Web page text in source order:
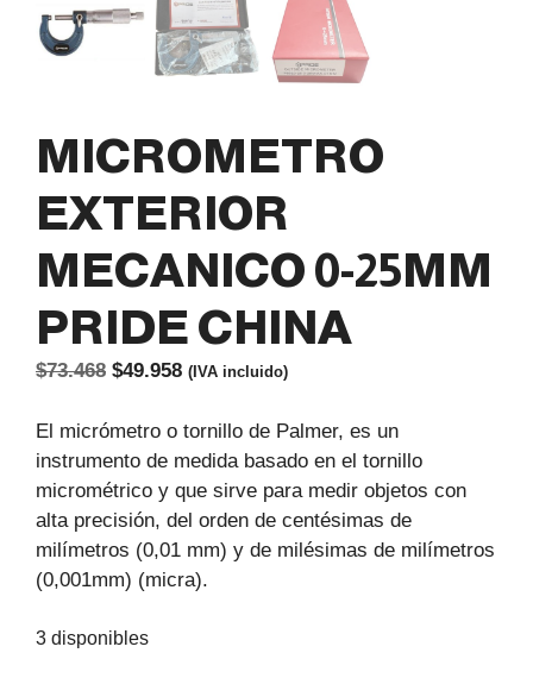
MICROMETRO
EXTERIOR
MECANICO 0-25MM
PRIDE CHINA
$73.468 El
original
era:
$73.468.
$49.958El
actual
es:
$49.958.
(IVA incluido)
El micrómetro o tornillo de Palmer, es un
instrumento de medida basado en el tornillo
micrométrico y que sirve para medir objetos con
alta precisión, del orden de centésimas de
milímetros (0,01 mm) y de milésimas de milímetros
(0,001mm) (micra).
3 disponibles